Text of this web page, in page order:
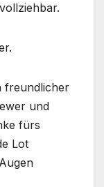
freundlicher
und
fürs
Lot